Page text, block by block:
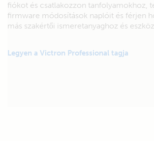
fiókot és csatlakozzon tanfolyamokhoz,
firmware módosítások naplóit és férjen
más szakértői ismeretanyaghoz és
Legyen a Victron Professional tagja